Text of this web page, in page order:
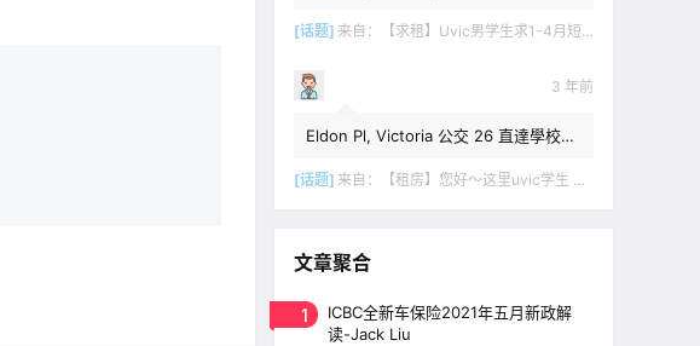
[话题] 来自： 【求租】Uvic男学生求1-4月短租
3 年前
Eldon Pl, Victoria 公交 26 直達學校，
[话题] 来自： 【租房】您好～这里uvic学生 明年1月份开始 希望找个独立出入的 爱干净 谢谢！
文章聚合
1
ICBC全新车保险2021年五月新政解
读-Jack Liu